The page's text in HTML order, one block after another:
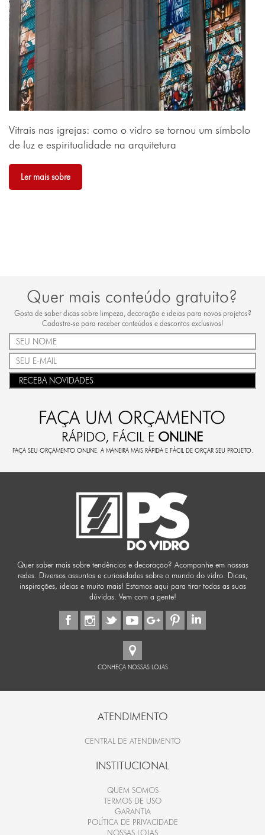
Vitrais nas igrejas: como o vidro se tornou um símbolo
de luz e espiritualidade na arquitetura
Ler mais sobre
Quer mais conteúdo gratuito?
Gosta de saber dicas sobre limpeza, decoração e ideias para novos projetos?
Cadastre-se para receber conteúdos e descontos exclusivos!
RECEBA NOVIDADES
FAÇA UM ORÇAMENTO
RÁPIDO, FÁCIL E ONLINE
FAÇA SEU ORÇAMENTO ONLINE. A MANEIRA MAIS RÁPIDA E FÁCIL DE ORÇAR SEU PROJETO.
Quer saber mais sobre tendências e decoração? Acompanhe em nossas
redes. Diversos assuntos e curiosidades sobre o mundo do vidro. Dicas,
inspirações, ideias e muito mais! Estamos aqui para tirar todas as suas
dúvidas. Vem com a gente!
CONHEÇA NOSSAS LOJAS
ATENDIMENTO
CENTRAL DE ATENDIMENTO
INSTITUCIONAL
QUEM SOMOS
TERMOS DE USO
GARANTIA
POLÍTICA DE PRIVACIDADE
NOSSAS LOJAS